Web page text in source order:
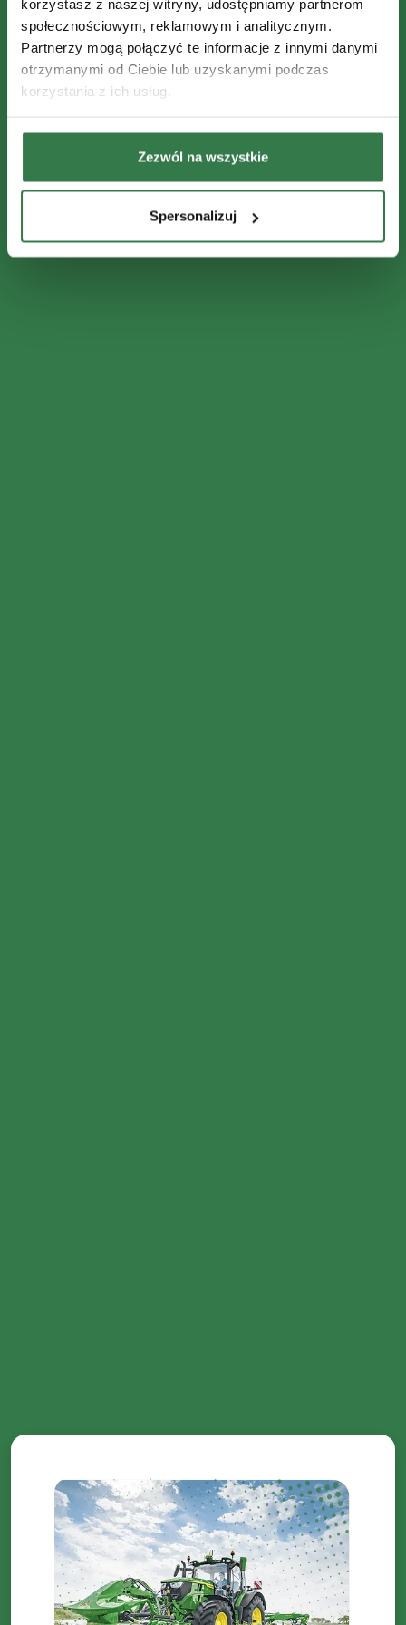
korzystasz z naszej witryny, udostępniamy partnerom
społecznościowym, reklamowym i analitycznym.
Partnerzy mogą połączyć te informacje z innymi danymi
otrzymanymi od Ciebie lub uzyskanymi podczas
korzystania z ich usług.
Zezwól na wszystkie
Spersonalizuj